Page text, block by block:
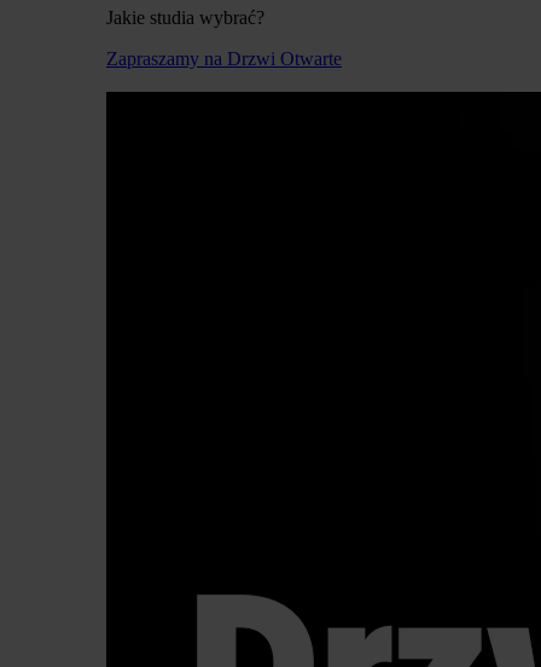
Jakie studia wybrać?
Zapraszamy na Drzwi Otwarte